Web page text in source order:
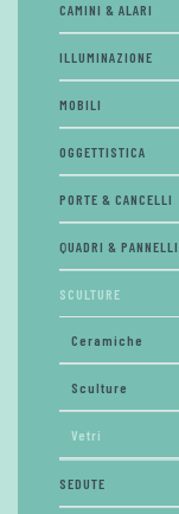
CAMINI & ALARI
ILLUMINAZIONE
MOBILI
OGGETTISTICA
PORTE & CANCELLI
QUADRI & PANNELLI
SCULTURE
Ceramiche
Sculture
Vetri
SEDUTE